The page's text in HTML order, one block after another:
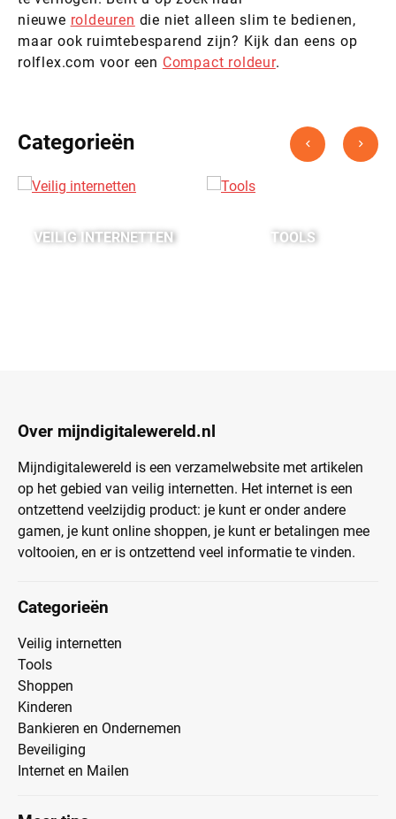
nieuwe roldeuren die niet alleen slim te bedienen,
maar ook ruimtebesparend zijn? Kijk dan eens op
rolflex.com voor een Compact roldeur.
Categorieën
VEILIG INTERNETTEN TOOLS
Over mijndigitalewereld.nl
Mijndigitalewereld is een verzamelwebsite met artikelen
op het gebied van veilig internetten. Het internet is een
ontzettend veelzijdig product: je kunt er onder andere
gamen, je kunt online shoppen, je kunt er betalingen mee
voltooien, en er is ontzettend veel informatie te vinden.
Categorieën
Veilig internetten
Tools
Shoppen
Kinderen
Bankieren en Ondernemen
Beveiliging
Internet en Mailen